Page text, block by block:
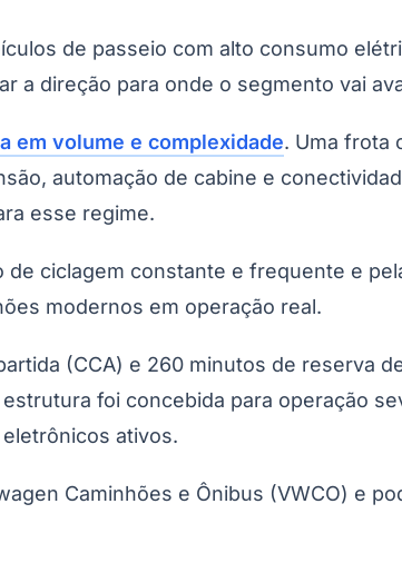
de passeio com alto consumo
a direção para onde o segmento vai
em volume e complexidade. Uma frota
automação de cabine e
esse regime.
ciclagem constante e frequente e
modernos em operação real.
(CCA) e 260 minutos de reserva
foi concebida para operação
ativos.
Caminhões e Ônibus (VWCO) e